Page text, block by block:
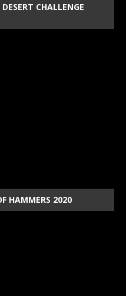
CHALLENGE
HAMMERS 2020